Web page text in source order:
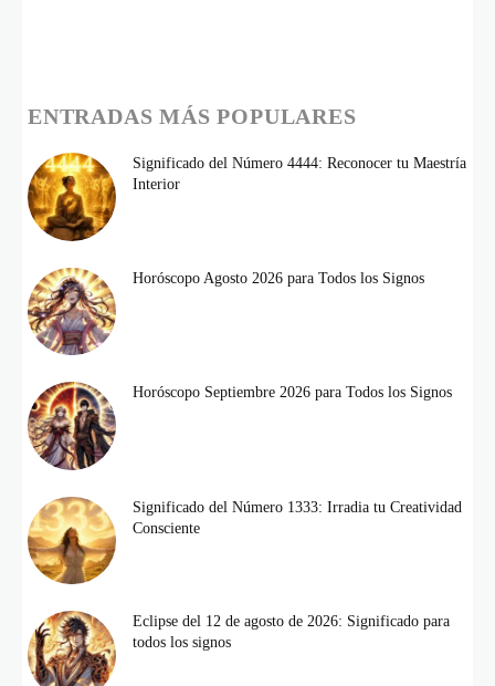
ENTRADAS MÁS POPULARES
Significado del Número 4444: Reconocer tu Maestría
Interior
Horóscopo Agosto 2026 para Todos los Signos
Horóscopo Septiembre 2026 para Todos los Signos
Significado del Número 1333: Irradia tu Creatividad
Consciente
Eclipse del 12 de agosto de 2026: Significado para
todos los signos